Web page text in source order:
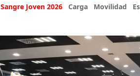
Sangre Joven 2026 Carga Movilidad